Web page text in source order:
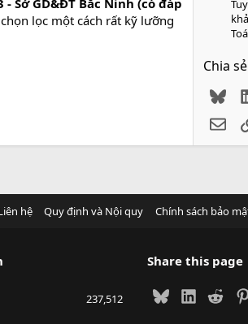
Sở GD&ĐT Bắc Ninh (có đáp
lọc một cách rất kỹ lưỡng
Chia
hệ Quy định và Nội quy Chính sách bảo
237,512
Share this page
BlueskyLinkedIn